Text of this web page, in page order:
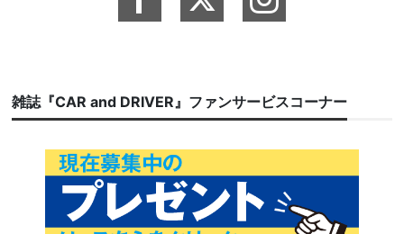
雑誌『CAR and DRIVER』ファンサービスコーナー